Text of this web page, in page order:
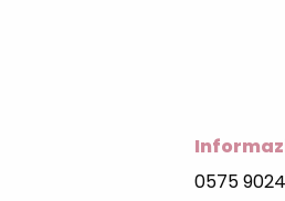
0575